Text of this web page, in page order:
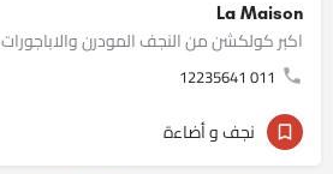
La Maison
اكبر كولكشن من النجف المودرن والاباجورات
011 12235641
نجف و أضاءة